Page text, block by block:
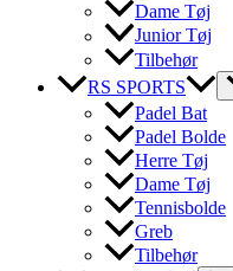
Dame Tøj
Junior Tøj
Tilbehør
RS SPORTS
Padel Bat
Padel Bolde
Herre Tøj
Dame Tøj
Tennisbolde
Greb
Tilbehør